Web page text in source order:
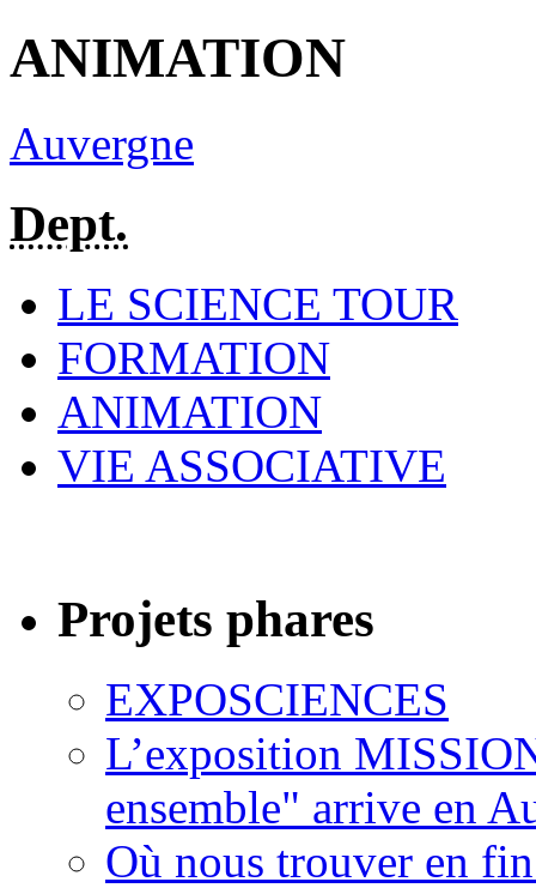
ANIMATION
Auvergne
Dept.
LE SCIENCE TOUR
FORMATION
ANIMATION
VIE ASSOCIATIVE
Projets phares
EXPOSCIENCES
L’exposition
ensemble" arrive en
Où nous trouver en